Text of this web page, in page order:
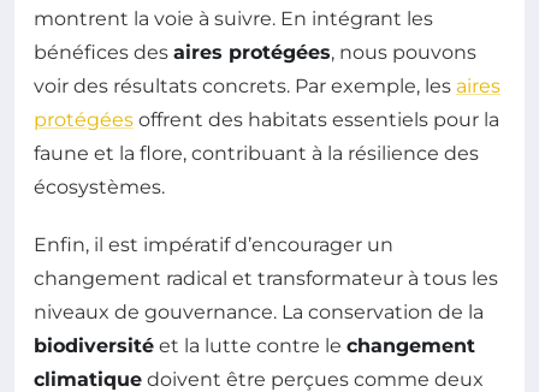
montrent la voie à suivre. En intégrant les
bénéfices des aires protégées, nous pouvons
voir des résultats concrets. Par exemple, les aires
protégées offrent des habitats essentiels pour la
faune et la flore, contribuant à la résilience des
écosystèmes.
Enfin, il est impératif d’encourager un
changement radical et transformateur à tous les
niveaux de gouvernance. La conservation de la
biodiversité et la lutte contre le changement
climatique doivent être perçues comme deux